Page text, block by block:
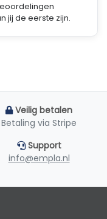
jij de eerste zijn.
Veilig betalen
Betaling via Stripe
Support
info@empla.nl